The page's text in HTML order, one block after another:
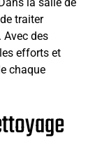
la salle de
traiter
Avec des
efforts et
chaque